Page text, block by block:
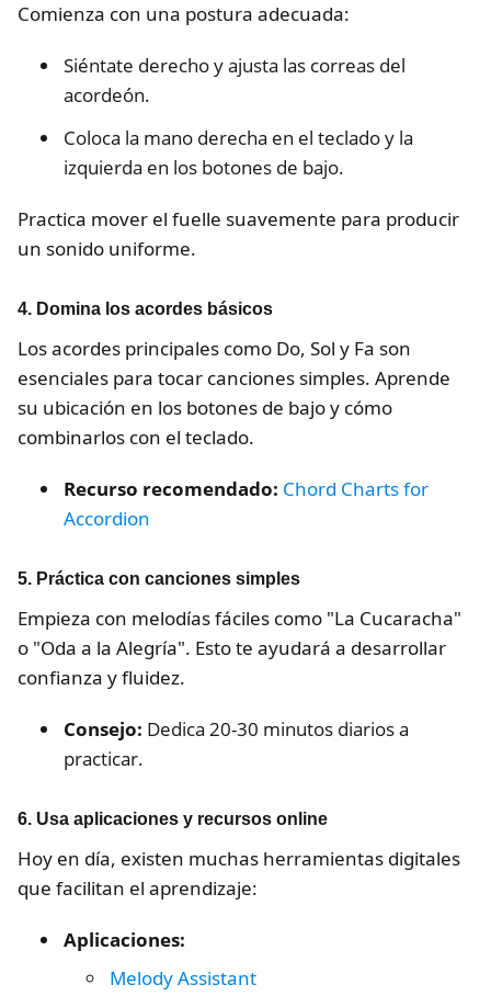
Comienza con una postura adecuada:
Siéntate derecho y ajusta las correas del
acordeón.
Coloca la mano derecha en el teclado y la
izquierda en los botones de bajo.
Practica mover el fuelle suavemente para producir
un sonido uniforme.
4. Domina los acordes básicos
Los acordes principales como Do, Sol y Fa son
esenciales para tocar canciones simples. Aprende
su ubicación en los botones de bajo y cómo
combinarlos con el teclado.
Recurso recomendado: Chord Charts for
Accordion
5. Práctica con canciones simples
Empieza con melodías fáciles como "La Cucaracha"
o "Oda a la Alegría". Esto te ayudará a desarrollar
confianza y fluidez.
Consejo: Dedica 20-30 minutos diarios a
practicar.
6. Usa aplicaciones y recursos online
Hoy en día, existen muchas herramientas digitales
que facilitan el aprendizaje:
Aplicaciones:
Melody Assistant